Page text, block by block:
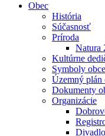
Obec
História
Súčasnosť
Príroda
Natura
Kultúrne
Symboly obce
Územný plán
Dokumenty
Organizácie